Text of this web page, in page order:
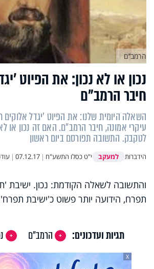
נכון או לא נכון: את הפיוט
חיבר הרמב"ם
עיקרי אמונה, חיבר הרמב"ם. האם זה נכון או
לטקבק. התשובה תפורסם ביום ראשון
הידברות למעקב י"ט כסלו התשע"ח |
07.12.17
|
הרמב’’ם
והתשובה לשאלה הקודמת: נכון. ישיבת
תפרח, הידועה יותר פשוט כ'ישיבת
תגיות ועדכונים: הרמב"ם
X